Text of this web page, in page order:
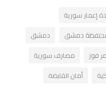
سورية
دمشق
دمشق
مصارف سورية
أمان القابضة